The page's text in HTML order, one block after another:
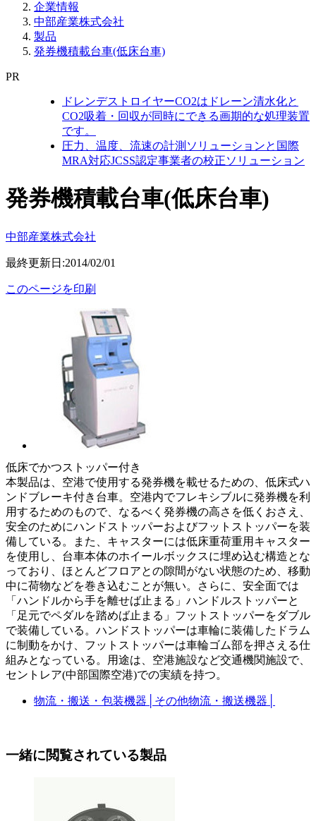
企業情報
中部産業株式会社
製品
発券機積載台車(低床台車)
PR
ドレンデストロイヤーCO2はドレーン清水化と
CO2吸着・回収が同時にできる画期的な処理装置
です。
圧力、温度、流速の計測ソリューションと国際
MRA対応JCSS認定事業者の校正ソリューション
発券機積載台車(低床台車)
中部産業株式会社
最終更新日:2014/02/01
このページを印刷
低床でかつストッパー付き
本製品は、空港で使用する発券機を載せるための、低床式ハ
ンドブレーキ付き台車。空港内でフレキシブルに発券機を利
用するためのもので、なるべく発券機の高さを低くおさえ、
安全のためにハンドストッパーおよびフットストッパーを装
備している。また、キャスターには低床重荷重用キャスター
を使用し、台車本体のホイールボックスに埋め込む構造とな
っており、ほとんどフロアとの隙間がない状態のため、移動
中に荷物などを巻き込むことが無い。さらに、安全面では
「ハンドルから手を離せば止まる」ハンドルストッパーと
「足元でペダルを踏めば止まる」フットストッパーをダブル
で装備している。ハンドストッパーは車輪に装備したドラム
に制動をかけ、フットストッパーは車輪ゴム部を押さえる仕
組みとなっている。用途は、空港施設など交通機関施設で、
セントレア(中部国際空港)での実績を持つ。
物流・搬送・包装機器 その他物流・搬送機器
一緒に閲覧されている製品